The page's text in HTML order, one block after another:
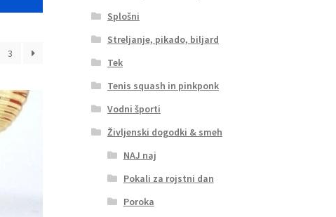
3
Splošni
Streljanje, pikado, biljard
Tek
Tenis squash in pinkponk
Vodni športi
Življenski dogodki & smeh
NAJ naj
Pokali za rojstni dan
Poroka